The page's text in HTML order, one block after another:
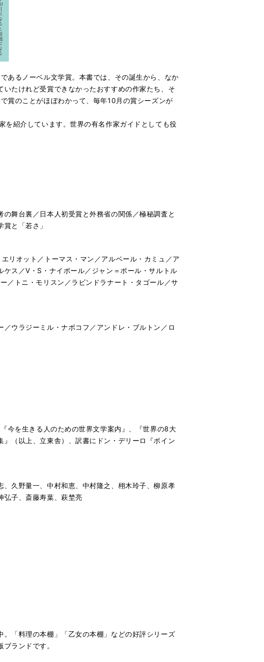
あるノーベル文学賞。本書では、その誕生から、なか
たけれど受賞できなかったおすすめの作家たち、そ
賞のことがほぼわかって、毎年10月の賞シーズンが
紹介しています。世界の有名作家ガイドとしても役
舞台裏／日本人初受賞と外務省の関係／極秘調査と
と「若さ」
リオット／トーマス・マン／アルベール・カミュ／ア
ス／V・S・ナイポール／ジャン＝ポール・サルトル
／トニ・モリスン／ラビンドラナート・タゴール／サ
ウラジーミル・ナボコフ／アンドレ・ブルトン／ロ
今を生きる人のための世界文学案内』、『世界の8大
（以上、立東舎）、訳書にドン・デリーロ『ポイン
久野量一、中村和恵、中村隆之、栩木玲子、柳原孝
弘子、斎藤寿葉、萩埜亮
「料理の本棚」「乙女の本棚」などの好評シリーズ
ランドです。